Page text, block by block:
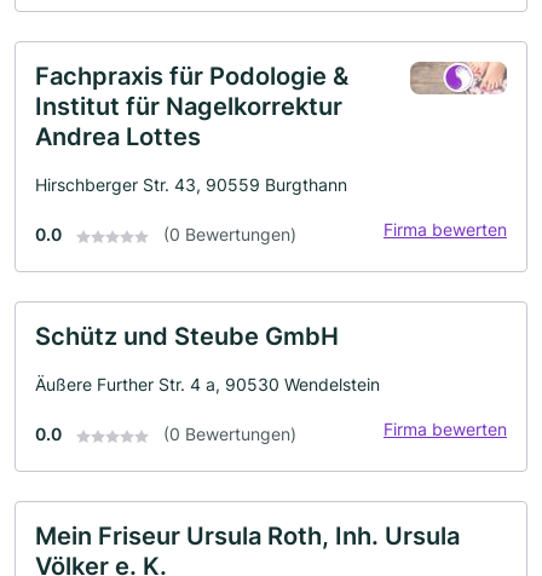
Fachpraxis für Podologie &
Institut für Nagelkorrektur
Andrea Lottes
Hirschberger Str. 43, 90559 Burgthann
0.0 (0 Bewertungen) Firma bewerten
Schütz und Steube GmbH
Äußere Further Str. 4 a, 90530 Wendelstein
0.0 (0 Bewertungen) Firma bewerten
Mein Friseur Ursula Roth, Inh. Ursula
Völker e. K.